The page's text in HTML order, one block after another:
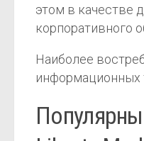
этом в качестве
корпоративного
Наиболее
информационных